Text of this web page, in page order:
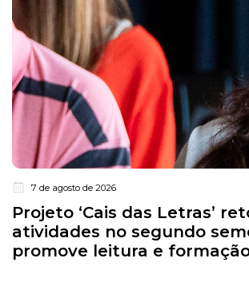
7 de agosto de 2026
Projeto ‘Cais das Letras’
atividades no segundo
promove leitura e